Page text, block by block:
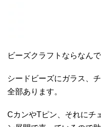
ビーズクラフトならなん
シードビーズにガラス、
全部あります。
CカンやTピン、それにチ